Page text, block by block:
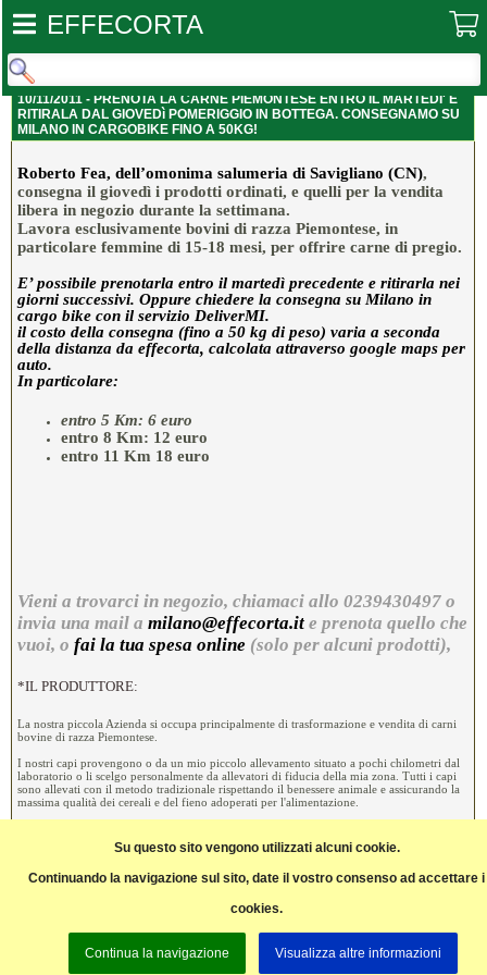
Su questo sito vengono utilizzati alcuni cookie.
Continuando la navigazione sul sito, date il vostro consenso ad accettare i
cookies.
Continua la navigazione Visualizza altre informazioni
EFFECORTA
10/11/2011 - PRENOTA LA CARNE PIEMONTESE ENTRO IL MARTEDI' E
RITIRALA DAL GIOVEDì POMERIGGIO IN BOTTEGA. CONSEGNAMO SU
MILANO IN CARGOBIKE FINO A 50KG!
Roberto Fea, dell’omonima salumeria di Savigliano (CN),
consegna il giovedì i prodotti ordinati, e quelli per la vendita
libera in negozio durante la settimana.
Lavora esclusivamente bovini di razza Piemontese, in
particolare femmine di 15-18 mesi, per offrire carne di pregio.
E’ possibile prenotarla entro il martedì precedente e ritirarla nei
giorni successivi. Oppure chiedere la consegna su Milano in
cargo bike con il servizio DeliverMI.
il costo della consegna (fino a 50 kg di peso) varia a seconda
della distanza da effecorta,calcolata attraverso google maps per
auto.
In particolare:
entro 5 Km: 6 euro
entro 8 Km: 12 euro
entro 11 Km 18 euro
Vieni a trovarci in negozio, chiamaci allo 0239430497 o
invia una mail amilano@effecorta.it e prenota quello che
vuoi, o fai la tua spesa online (solo per alcuni prodotti),
*IL PRODUTTORE:
La nostra piccola Azienda si occupa principalmente di trasformazione e vendita di carni
bovine di razza Piemontese.
I nostri capi provengono o da un mio piccolo allevamento situato a pochi chilometri dal
laboratorio o li scelgo personalmente da allevatori di fiducia della mia zona. Tutti i capi
sono allevati con il metodo tradizionale rispettando il benessere animale e assicurando la
massima qualità dei cereali e del fieno adoperati per l'alimentazione.
catena del freddo e quindi tutti i processi richiesti dalla normativa CE nell'ambito
Una parte della vendita viene fatta su area pubblica con apposito banco
frigo, l'altra è destinata i nostri clienti online.